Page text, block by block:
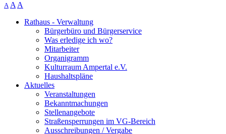
A A A
Rathaus - Verwaltung
Bürgerbüro und Bürgerservice
Was erledige ich wo?
Mitarbeiter
Organigramm
Kulturraum Ampertal e.V.
Haushaltspläne
Aktuelles
Veranstaltungen
Bekanntmachungen
Stellenangebote
Straßensperrungen im VG-Bereich
Ausschreibungen / Vergabe